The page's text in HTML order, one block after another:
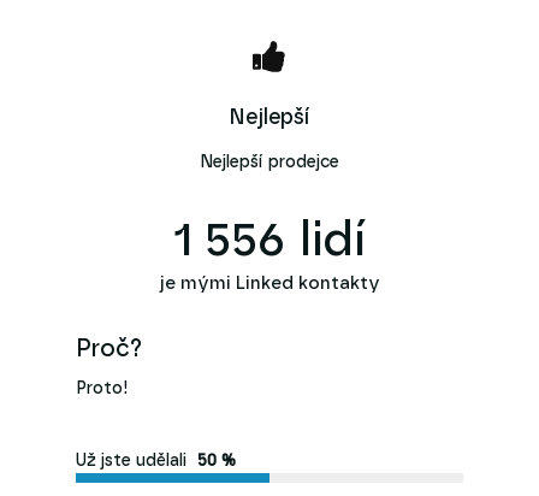
Nejlepší
Nejlepší prodejce
1 556 lidí
je mými Linked kontakty
Proč?
Proto!
Už jste udělali 50 %